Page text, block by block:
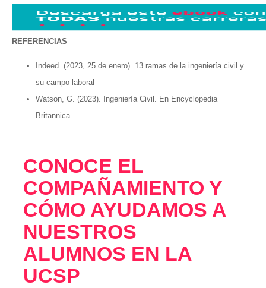
REFERENCIAS
Indeed. (2023, 25 de enero). 13 ramas de la ingeniería civil y
su campo laboral
Watson, G. (2023). Ingeniería Civil. En Encyclopedia
Britannica.
CONOCE EL
COMPAÑAMIENTO Y
CÓMO AYUDAMOS A
NUESTROS
ALUMNOS EN LA
UCSP